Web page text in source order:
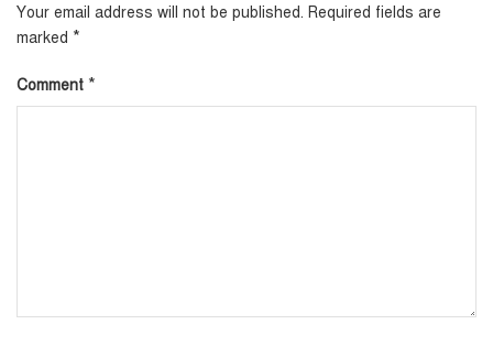
Your email address will not be published. Required fields are
marked *
Comment *